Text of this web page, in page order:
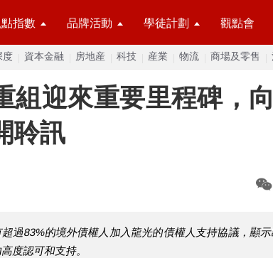
指數 品牌活動 學徒計劃 觀點會
度 資本金融 房地産 科技 産業 物流 商場及零售
組迎來重要里程碑，
聆訊
過83%的境外債權人加入龍光的債權人支持協議，顯
度認可和支持。